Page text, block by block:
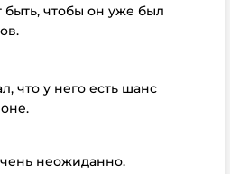
чтобы он уже был
что у него есть шанс
неожиданно.